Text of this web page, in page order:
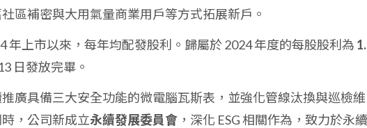
區補密與大用氣量商業用戶等方式拓展新戶。
年上市以來，每年均配發股利。歸屬於 2024 年度的每股股利為
日發放完畢。
推廣具備三大安全功能的微電腦瓦斯表，並強化管線汰換與巡檢維
，公司新成立永續發展委員會 ，深化 ESG 相關作為，致力於永